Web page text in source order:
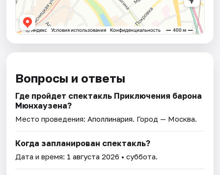
Вопросы и ответы
Где пройдет спектакль Приключения барона
Мюнхаузена?
Место проведения:Аполлинария. Город — Москва.
Когда запланирован спектакль?
Дата и время: 1 августа 2026 • суббота.